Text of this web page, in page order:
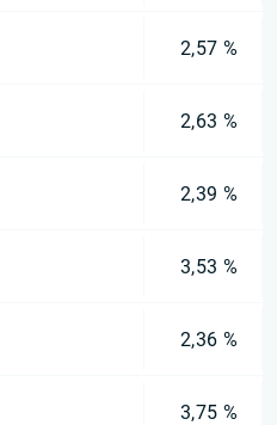
2,57 %
2,63 %
2,39 %
3,53 %
2,36 %
3,75 %